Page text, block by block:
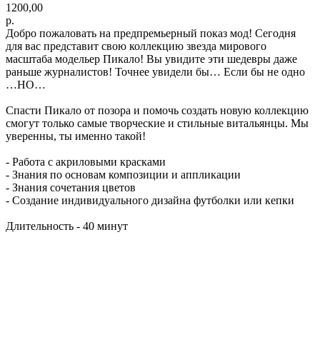
1200,00
р.
Добро пожаловать на предпремьерный показ мод! Сегодня
для вас представит свою коллекцию звезда мирового
масштаба модельер Пикало! Вы увидите эти шедевры даже
раньше журналистов! Точнее увидели бы… Если бы не одно
…НО…
Спасти Пикало от позора и помочь создать новую коллекцию
смогут только самые творческие и стильные витальянцы. Мы
уверенны, ты именно такой!
- Работа с акриловыми красками
- Знания по основам композиции и аппликации
- Знания сочетания цветов
- Создание индивидуального дизайна футболки или кепки
Длительность - 40 минут